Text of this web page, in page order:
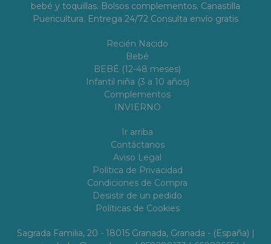
bebé y toquillas. Bolsos complementos. Canastilla
Puericultura. Entrega 24/72 Consulta envío gratis
Recién Nacido
Bebé
BEBÉ (12-48 meses)
Infantil niña (3 a 10 años)
Complementos
INVIERNO
Ir arriba
Contáctanos
Aviso Legal
Política de Privacidad
Condiciones de Compra
Desistir de un pedido
Políticas de Cookies
Sagrada Familia, 20 - 18015 Granada, Granada - (España) |